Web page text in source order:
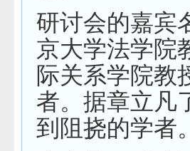
研讨会的嘉宾
京大学法学院
际关系学院教
者。据章立凡
到阻挠的学者。